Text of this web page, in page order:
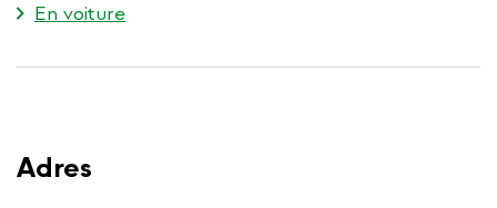
En voiture
Adres